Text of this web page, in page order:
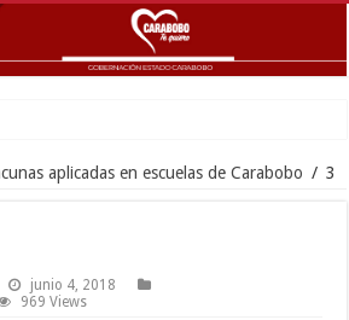
aplicadas en escuelas de Carabobo / 3
junio 4, 2018
969 Views